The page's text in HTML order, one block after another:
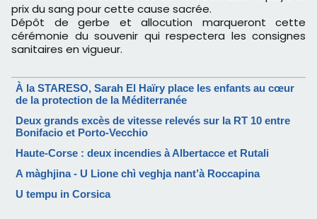
prix du sang pour cette cause sacrée.
Dépôt de gerbe et allocution marqueront cette
cérémonie du souvenir qui respectera les consignes
sanitaires en vigueur.
À la STARESO, Sarah El Haïry place les enfants au cœur
de la protection de la Méditerranée
Deux grands excès de vitesse relevés sur la RT 10 entre
Bonifacio et Porto-Vecchio
Haute-Corse : deux incendies à Albertacce et Rutali
A màghjina - U Lione chì veghja nant’à Roccapina
U tempu in Corsica